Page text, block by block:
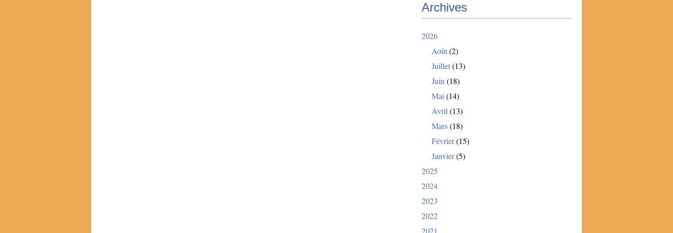
Archives
2026
Août(2)
Juillet(13)
Juin (18)
Mai (14)
Avril (13)
Mars(18)
Février(15)
Janvier(5)
2025
2024
2023
2022
2021